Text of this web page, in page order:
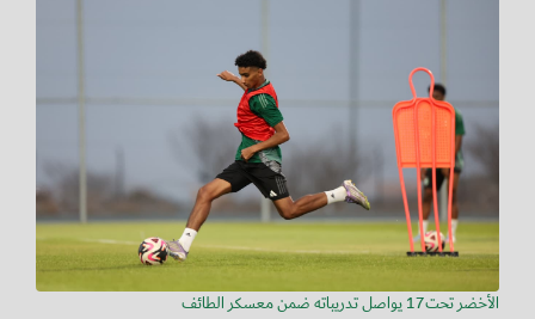
الأخضر تحت17 يواصل تدريباته ضمن معسكر الطائف